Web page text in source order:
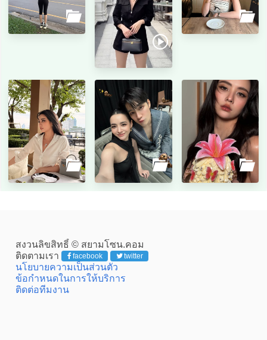
สงวนลิขสิทธิ์ © สยามโซน.คอม
ติดตามเรา
facebook twitter
นโยบายความเป็นส่วนตัว
ข้อกำหนดในการให้บริการ
ติดต่อทีมงาน